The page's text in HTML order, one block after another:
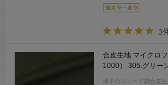
3
合皮生地 マイクロ
1000） 305.グリー
薄手のスエード調合皮